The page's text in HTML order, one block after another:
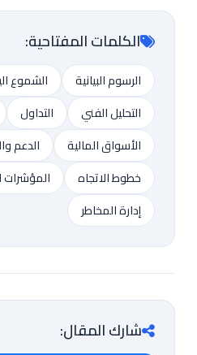
الكلمات المفتاحية:
الرسوم البيانية
الشموع
التحليل الفني
التداول
الأسواق المالية
الدعم
خطوط الاتجاه
المؤشرات
إدارة المخاطر
شارك المقال: